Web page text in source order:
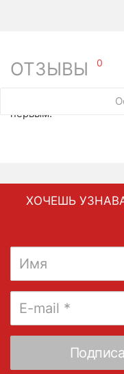
ОТЗЫВЫ 0
У этого товара нет
первым.
ХОЧЕШЬ